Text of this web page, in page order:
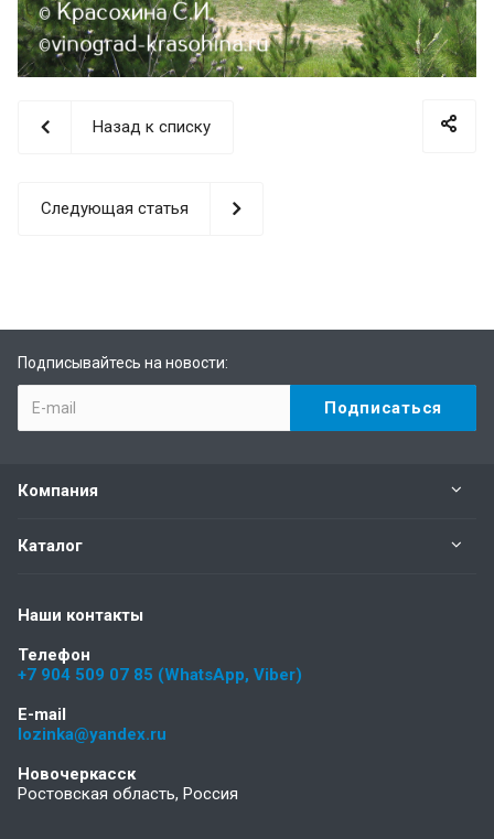
Назад к списку
Следующая статья
Подписывайтесь на новости:
Компания
Каталог
Наши контакты
Телефон
+7 904 509 07 85 (WhatsApp, Viber)
E-mail
lozinka@yandex.ru
Новочеркасск
Ростовская область, Россия